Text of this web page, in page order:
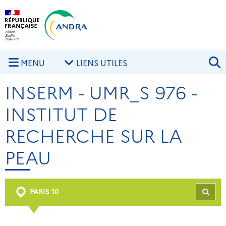
Aller au contenu principal
MENU LIENS UTILES
INSERM - UMR_S 976 -
INSTITUT DE
RECHERCHE SUR LA
PEAU
PARIS 10